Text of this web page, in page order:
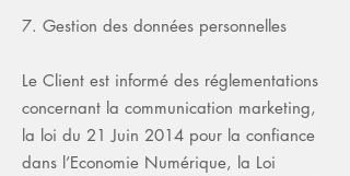
7. Gestion des données personnelles
Le Client est informé des réglementations
concernant la communication marketing,
la loi du 21 Juin 2014 pour la confiance
dans l’Economie Numérique, la Loi